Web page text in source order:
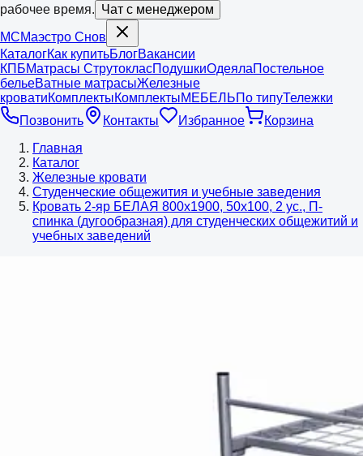
рабочее время. Чат с менеджером
МСМаэстро Снов
КаталогКак купитьБлогВакансии
КПБМатрасы СтрутокласПодушкиОдеялаПостельное
бельеВатные матрасыЖелезные
кроватиКомплектыКомплектыМЕБЕЛЬПо типуТележки
Позвонить
Контакты Избранное
Корзина
Главная
Каталог
Железные кровати
Студенческие общежития и учебные заведения
Кровать 2-яр БЕЛАЯ 800х1900, 50х100, 2 ус., П-
спинка (дугообразная) для студенческих общежитий и
учебных заведений